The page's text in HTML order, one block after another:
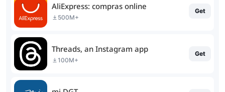
AliExpress: compras online
500M+
Get
Threads, an Instagram app
100M+
Get